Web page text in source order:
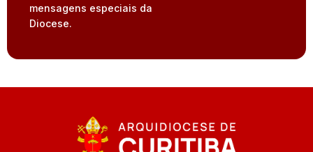
mensagens especiais da
Diocese.